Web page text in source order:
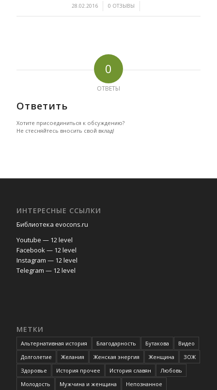
28.02.2016
/ 0 ОТЗЫВЫ
/
0
ОТВЕТЫ
Ответить
Хотите присоединиться к обсуждению?
Не стесняйтесь вносить свой вклад!
ИНТЕРЕСНЫЕ ССЫЛКИ
Библиотека evocons.ru
Youtube — 12 level
Facebook — 12 level
Instagram — 12 level
Telegram — 12 level
МЕТКИ
Альтернативная история Благодарность Бутакова
Видео
Долголетие
Желания Женская энергия Женщина
ЗОЖ
Здоровье
История прочее История славян
Любовь
Молодость
Мужчина и женщина Непознанное